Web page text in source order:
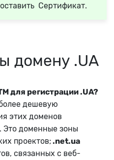
Сертификат.
домену .UA
для регистрации .UA?
дешевую
этих доменов
Это доменные зоны
проектов;.net.ua
связанных с веб-